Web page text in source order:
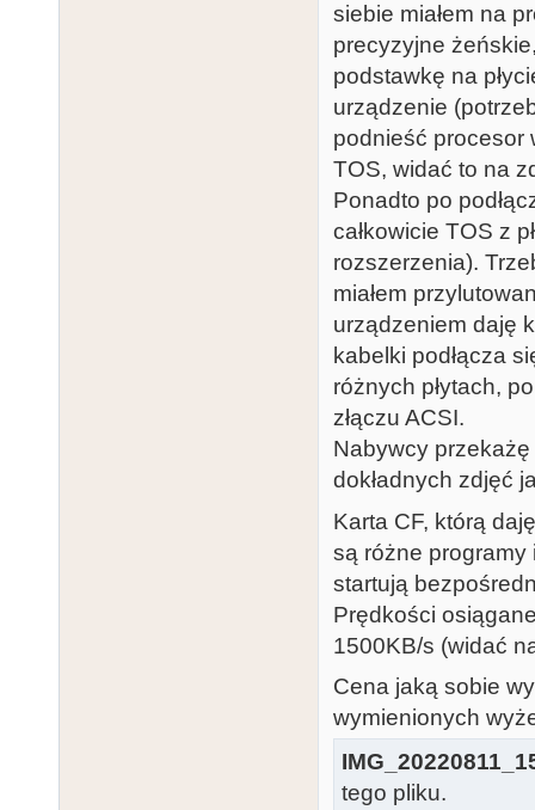
siebie miałem na
precyzyjne
podstawkę na
urządzenie
podnieść procesor
TOS, widać to na
Ponadto po
całkowicie TOS z
rozszerzenia).
miałem
urządzeniem daję
kabelki podłącza
różnych płytach,
złączu ACSI.
Nabywcy
dokładnych zdjęć
Karta CF, którą
są różne programy
startują
Prędkości
1500KB/s (widać
Cena jaką sobie
wymienionych
tego pliku.